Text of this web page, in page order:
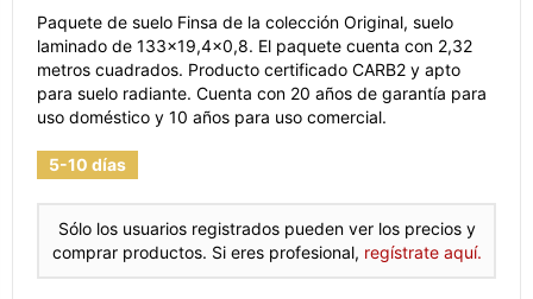
Paquete de suelo Finsa de la colección Original, suelo
laminado de 133x19,4x0,8. El paquete cuenta con 2,32
metros cuadrados. Producto certificado CARB2 y apto
para suelo radiante. Cuenta con 20 años de garantía para
uso doméstico y 10 años para uso comercial.
5-10 días
Sólo los usuarios registrados pueden ver los precios y
comprar productos. Si eres profesional, regístrate aquí.